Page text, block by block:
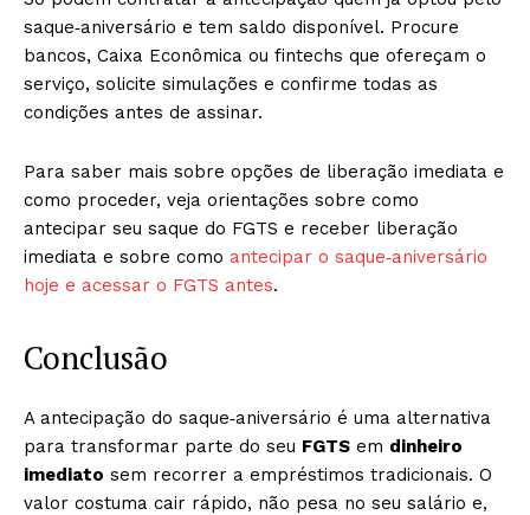
saque‑aniversário e tem saldo disponível. Procure
bancos, Caixa Econômica ou fintechs que ofereçam o
serviço, solicite simulações e confirme todas as
condições antes de assinar.
Para saber mais sobre opções de liberação imediata e
como proceder, veja orientações sobre como
antecipar seu saque do FGTS e receber liberação
imediata e sobre como antecipar o saque‑aniversário
hoje e acessar o FGTS antes.
Conclusão
A antecipação do saque‑aniversário é uma alternativa
para transformar parte do seu FGTS em dinheiro
imediato sem recorrer a empréstimos tradicionais. O
valor costuma cair rápido, não pesa no seu salário e,